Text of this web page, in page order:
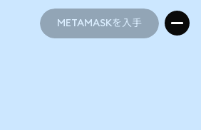
METAMASKを入手